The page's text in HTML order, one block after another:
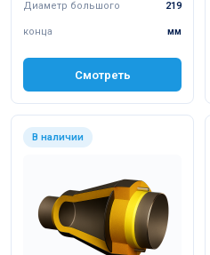
Диаметр большого
конца
219
мм
Смотреть
В наличии